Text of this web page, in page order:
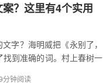
？这里有4个实用
字？海明威把《永别了，
到准确的词。村上春树一
分钟阅读